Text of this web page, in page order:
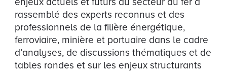
rassemblé des experts reconnus et des
professionnels de la filière énergétique,
ferroviaire, minière et portuaire dans le cadre
d’analyses, de discussions thématiques et de
tables rondes et sur les enjeux structurants